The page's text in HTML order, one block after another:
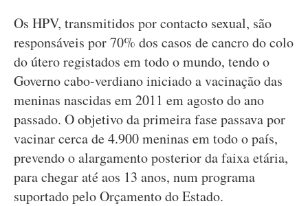
Os HPV, transmitidos por contacto sexual, são
responsáveis por 70% dos casos de cancro do colo
do útero registados em todo o mundo, tendo o
Governo cabo-verdiano iniciado a vacinação das
meninas nascidas em 2011 em agosto do ano
passado. O objetivo da primeira fase passava por
vacinar cerca de 4.900 meninas em todo o país,
prevendo o alargamento posterior da faixa etária,
para chegar até aos 13 anos, num programa
suportado pelo Orçamento do Estado.